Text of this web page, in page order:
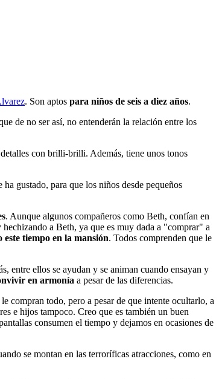
. Son aptos para niños de seis a diez años.
de no ser así, no entenderán la relación entre los
con brilli-brilli. Además, tiene unos tonos
ha gustado, para que los niños desde pequeños
. Aunque algunos compañeros como Beth, confían en
a Beth, ya que es muy dada a "comprar" a
tiempo en la mansión. Todos comprenden que le
entre ellos se ayudan y se animan cuando ensayan y
en armonía a pesar de las diferencias.
compran todo, pero a pesar de que intente ocultarlo, a
e hijos tampoco. Creo que es también un buen
consumen el tiempo y dejamos en ocasiones de
se montan en las terroríficas atracciones, como en